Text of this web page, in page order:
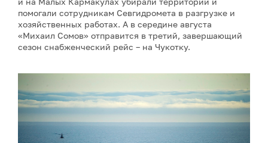
помогали сотрудникам Севгидромета в разгрузке и
хозяйственных работах. А в середине августа
«Михаил Сомов» отправится в третий, завершающий
сезон снабженческий рейс – на Чукотку.